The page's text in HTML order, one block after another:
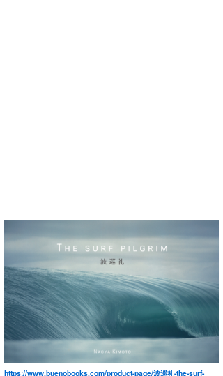
https://www.buenobooks.com/product-page/波巡礼-the-surf-